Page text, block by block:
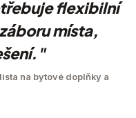
flexibilní
místa,
na bytové doplňky a